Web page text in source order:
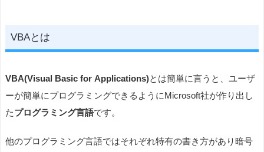
VBAとは
VBA(Visual Basic for Applications)とは簡単に言うと、ユーザ
ーが簡単にプログラミングできるようにMicrosoft社が作り出し
たプログラミング言語です。
他のプログラミング言語ではそれぞれ特有の書き方があり暗号